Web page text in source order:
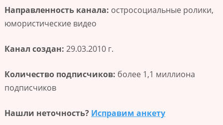
Направленность канала: остросоциальные ролики,
юмористические видео
Канал создан: 29.03.2010 г.
Количество подписчиков: более 1,1 миллиона
подписчиков
Нашли неточность? Исправим анкету